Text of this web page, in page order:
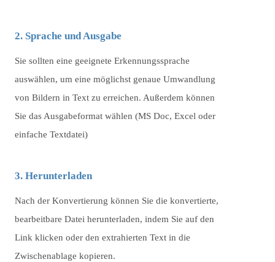
2. Sprache und Ausgabe
Sie sollten eine geeignete Erkennungssprache
auswählen, um eine möglichst genaue Umwandlung
von Bildern in Text zu erreichen. Außerdem können
Sie das Ausgabeformat wählen (MS Doc, Excel oder
einfache Textdatei)
3. Herunterladen
Nach der Konvertierung können Sie die konvertierte,
bearbeitbare Datei herunterladen, indem Sie auf den
Link klicken oder den extrahierten Text in die
Zwischenablage kopieren.